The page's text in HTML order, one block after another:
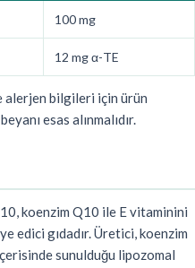
100 mg
12 mg α-TE
alerjen bilgileri için ürün
esas alınmalıdır.
koenzim Q10 ile E vitaminini
edici gıdadır. Üretici, koenzim
sunulduğu lipozomal